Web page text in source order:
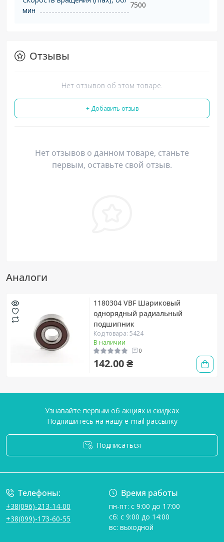
мин
7500
Отзывы
Нет отзывов об этом товаре.
+ Добавить отзыв
Нет отзывов о данном товаре, станьте
первым, оставьте свой отзыв.
Аналоги
1180304 VBF Шариковый
однорядный радиальный
подшипник
Код товара: 5424
В наличии
0
142.00 ₴
Узнавайте первым об акциях и скидках
Подпишитесь на нашу e-mail рассылку
Подписаться
Телефоны:
+38(096)-213-14-00
+38(099)-173-60-55
Время работы
пн-пт: с 9:00 до 17:00
сб: с 9:00 до 14:00
вс: выходной